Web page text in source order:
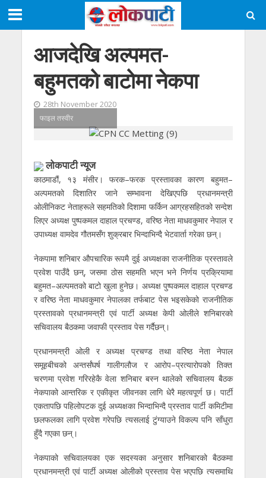
आजदेखि अल्पमत-
बहुमतकाे बाटाेमा नेकपा
28th November 2020
फाइल तस्वीर
लोकपाटी न्यूज
काठमाडौं, १३ म‌ंसीर। फरक–फरक प्रस्तावका कारण बहुमत–
अल्पमतको दिशातिर जाने सम्भावना देखिएपछि प्रधानमन्त्री
ओलीनिकट नेताहरूले सहमतिको दिशामा फर्किन आग्रहसहितको सन्देश
लिएर अध्यक्ष पुष्पकमल दाहाल प्रचण्ड, वरिष्ठ नेता माधवकुमार नेपाल र
उपाध्यक्ष वामदेव गौतमसँग शुक्रबार भिन्दाभिन्दै भेटवार्ता गरेका छन्।
नेकपामा शनिबार औपचारिक रूपमै दुई अध्यक्षका राजनीतिक प्रस्तावले
प्रवेश पाउँदै छन्, जसमा ठोस सहमति भएन भने निर्णय प्रक्रियामा
बहुमत–अल्पमतको बाटो खुला हुनेछ। अध्यक्ष पुष्पकमल दाहाल प्रचण्ड
र वरिष्ठ नेता माधवकुमार नेपालका तर्फबाट पेस भइसकेको राजनीतिक
प्रस्तावको प्रधानमन्त्री एवं पार्टी अध्यक्ष केपी ओलीले शनिबारको
सचिवालय बैठकमा जवाफी प्रस्ताव पेस गर्दैछन्।
प्रधानमन्त्री ओली र अध्यक्ष प्रचण्ड तथा वरिष्ठ नेता नेपाल
समूहबीचको अन्तर्संघर्ष गालीगलौज र आरोप–प्रत्यारोपको तिक्त
चरणमा प्रवेश गरिरहेकै वेला शनिबार बस्न थालेको सचिवालय बैठक
नेकपाको आन्तरिक र एकीकृत जीवनका लागि धेरै महत्वपूर्ण छ। पार्टी
एकतापछि पहिलोपटक दुई अध्यक्षका भिन्दाभिन्दै प्रस्ताव पार्टी कमिटीमा
छलफलका लागि प्रवेश गरेपछि त्यसलाई टुंग्याउने विकल्प पनि साँधुरा
हुँदै गएका छन्।
नेकपाको सचिवालयका एक सदस्यका अनुसार शनिबारको बैठकमा
प्रधानमन्त्री एवं पार्टी अध्यक्ष ओलीको प्रस्ताव पेस भएपछि त्यसमाथि